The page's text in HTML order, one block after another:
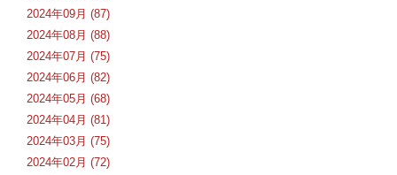
2024年09月 (87)
2024年08月 (88)
2024年07月 (75)
2024年06月 (82)
2024年05月 (68)
2024年04月 (81)
2024年03月 (75)
2024年02月 (72)